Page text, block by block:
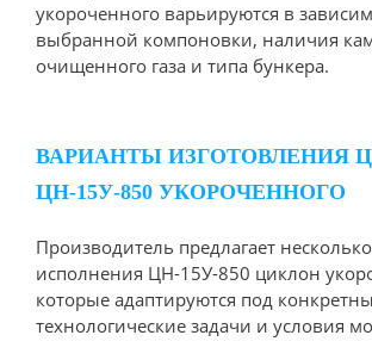
укороченного варьируются в
выбранной компоновки, наличия
очищенного газа и типа бункера.
ВАРИАНТЫ ИЗГОТОВЛЕНИЯ
ЦН-15У-850 УКОРОЧЕННОГО
Производитель предлагает
исполнения ЦН-15У-850 циклон
которые адаптируются под
технологические задачи и условия